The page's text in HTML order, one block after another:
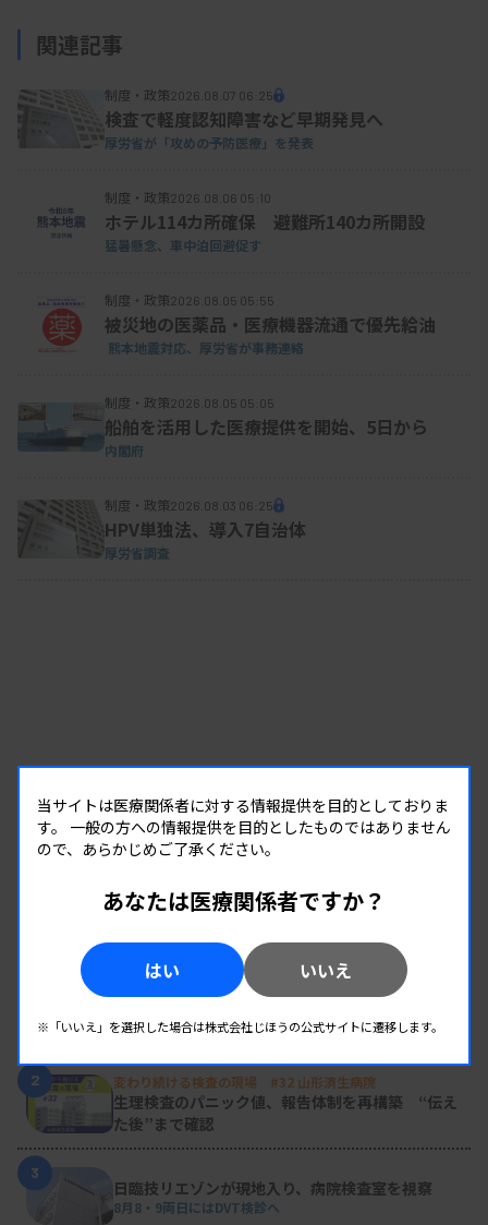
関連記事
制度・政策2026.08.07 06:25
検査で軽度認知障害など早期発見へ
厚労省が「攻めの予防医療」を発表
制度・政策2026.08.06 05:10
ホテル114カ所確保 避難所140カ所開設
猛暑懸念、車中泊回避促す
制度・政策2026.08.05 05:55
被災地の医薬品・医療機器流通で優先給油
熊本地震対応、厚労省が事務連絡
制度・政策2026.08.05 05:05
船舶を活用した医療提供を開始、5日から
内閣府
制度・政策2026.08.03 06:25
HPV単独法、導入7自治体
厚労省調査
人気の記事
新人臨床検査技師の歩き方 ［第16回］
チーム医療の中で信頼される技師
2 変わり続ける検査の現場 #32 山形済生病院
生理検査のパニック値、報告体制を再構築 “伝え
た後”まで確認
3
日臨技リエゾンが現地入り、病院検査室を視察
8月8・9両日にはDVT検診へ
当サイトは医療関係者に対する情報提供を目的としておりま
す。 一般の方への情報提供を目的としたものではありません
ので、あらかじめご了承ください。
あなたは医療関係者ですか？
はい いいえ
※「いいえ」を選択した場合は株式会社じほうの公式サイトに遷移します。